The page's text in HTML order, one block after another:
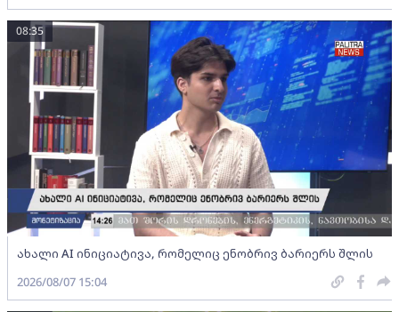
ახალი AI ინიციატივა, რომელიც ენობრივ ბარიერს შლის
08:35
2026/08/07 15:04